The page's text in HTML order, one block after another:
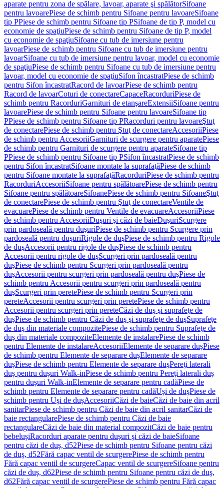
aparate pentru zona de spălare, lavoar, aparate şi spălătorSifoane
pentru lavoarePiese de schimb pentru Sifoane pentru lavoareSifoane
tip PPiese de schimb pentru Sifoane tip PSifoane de tip P, model cu
economie de spaţiuPiese de schimb pentru Sifoane de tip P, model
cu economie de spaţiuSifoane cu tub de imersiune pentru
lavoarPiese de schimb pentru Sifoane cu tub de imersiune pentru
lavoarSifoane cu tub de imersiune pentru lavoar, model cu economie
de spaţiuPiese de schimb pentru Sifoane cu tub de imersiune pentru
lavoar, model cu economie de spaţiuSifon încastratPiese de schimb
pentru Sifon încastratRacord de lavoarPiese de schimb pentru
Racord de lavoarCoturi de conectareCapaceRacorduriPiese de
schimb pentru RacorduriGarnituri de etanşareExtensiiSifoane pentru
lavoarePiese de schimb pentru Sifoane pentru lavoareSifoane tip
PPiese de schimb pentru Sifoane tip PRacorduri pentru lavoareŞtuţ
de conectarePiese de schimb pentru Ştuţ de conectareAccesoriiPiese
de schimb pentru AccesoriiGarnituri de scurgere pentru aparatePiese
de schimb pentru Garnituri de scurgere pentru aparateSifoane tip
PPiese de schimb pentru Sifoane tip PSifon încastratPiese de schimb
pentru Sifon încastratSifoane montate la suprafaţăPiese de schimb
pentru Sifoane montate la suprafaţăRacorduriPiese de schimb pentru
RacorduriAccesoriiSifoane pentru spălătoarePiese de schimb pentru
Sifoane pentru spălătoareSifoanePiese de schimb pentru SifoaneŞtuţ
de conectarePiese de schimb pentru Ştuţ de conectareVentile de
evacuarePiese de schimb pentru Ventile de evacuareAccesoriiPiese
de schimb pentru AccesoriiDuşuri şi căzi de baieDuşuriScurgere
prin pardoseală pentru duşuriPiese de schimb pentru Scurgere prin
pardoseală pentru duşuriRigole de duşPiese de schimb pentru Rigole
de duşAccesorii pentru rigole de duşPiese de schimb pentru
Accesorii pentru rigole de duşScurgeri prin pardoseală pentru
duşPiese de schimb pentru Scurgeri prin pardoseală pentru
duşAccesorii pentru scurgeri prin pardoseală pentru duşPiese de
schimb pentru Accesorii pentru scurgeri prin pardoseală pentru
duşScurgeri prin peretePiese de schimb pentru Scurgeri prin
pereteAccesorii pentru scurgeri prin peretePiese de schimb pentru
Accesorii pentru scurgeri prin pereteCăzi de duş şi suprafeţe de
duşPiese de schimb pentru Căzi de duş şi suprafeţe de duşSuprafeţe
de duş din materiale compozitePiese de schimb pentru Suprafeţe de
duş din materiale compoziteElemente de instalarePiese de schimb
pentru Elemente de instalareAccesoriiElemente de separare duşPiese
de schimb pentru Elemente de separare duşElemente de separare
duşPiese de schimb pentru Elemente de separare duşPereţi laterali
duş pentru duşuri Walk-inPiese de schimb pentru Pereţi laterali duş
pentru duşuri Walk-inElemente de separare pentru cadăPiese de
schimb pentru Elemente de separare pentru cadăUşi de duşPiese de
schimb pentru Uşi de duşAccesoriiCăzi de baieCăzi de baie din acril
sanitarPiese de schimb pentru Căzi de baie din acril sanitarCăzi de
baie rectangularePiese de schimb pentru Căzi de baie
rectangulareCăzi de baie din material compozitCăzi de baie pentru
bebeluşiRacorduri aparate pentru duşuri şi căzi de baieSifoane
pentru căzi de duş, d52Piese de schimb pentru Sifoane pentru căzi
de duş, d52Fără capac ventil de scurgerePiese de schimb pentru
Fără capac ventil de scurgereCapac ventil de scurgereSifoane pentru
căzi de duş, d62Piese de schimb pentru Sifoane pentru căzi de duş,
d62Fără capac ventil de scurgerePiese de schimb pentru Fără capac